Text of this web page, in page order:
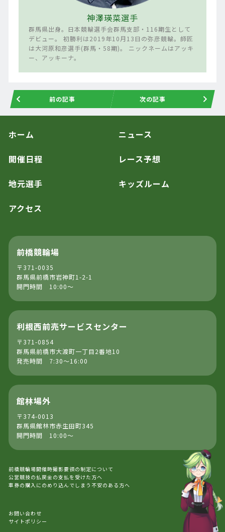
神澤瑛菜選手
群馬県出身。日本競輪選手会群馬支部・116期生として
デビュー。 初勝利は2019年10月13日の弥彦競輪。師匠
は大河原和彦選手(群馬・58期)。 ニックネームはアッキ
ー、アッキーナ。
前の記事 次の記事
ホーム ニュース
開催日程 レース予想
地元選手 キッズルーム
アクセス
前橋競輪場
〒371-0035
群馬県前橋市岩神町1-2-1
開門時間 10:00～
利根西前売サービスセンター
〒371-0854
群馬県前橋市大渡町一丁目2番地10
発売時間 7:30～16:00
館林場外
〒374-0013
群馬県館林市赤生田町345
開門時間 10:00～
前橋競輪場開催時撮影要領の制定について
公営競技の払戻金の支払を受けた方へ
車券の購入にのめり込んでしまう不安のある方へ
お問い合わせ
サイトポリシー